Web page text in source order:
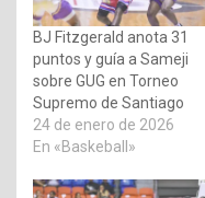
BJ Fitzgerald anota 31
puntos y guía a Sameji
sobre GUG en Torneo
Supremo de Santiago
24 de enero de 2026
En «Baskeball»